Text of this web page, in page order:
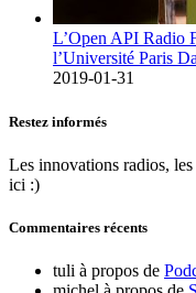
L’Open API Radio
l’Université Paris
2019-01-31
Restez informés
Les innovations radios,
ici :)
Commentaires récents
tuli à propos de